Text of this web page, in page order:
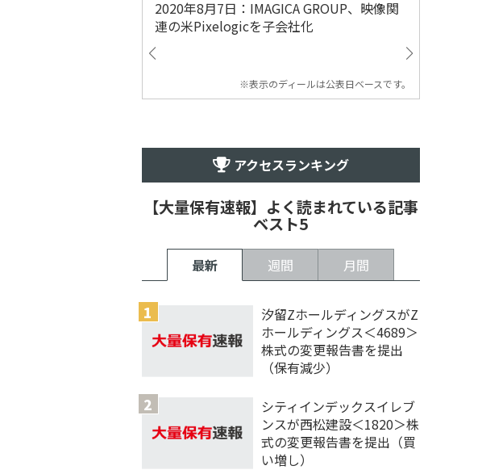
2020年8月7日：IMAGICA GROUP、映像関
連の米Pixelogicを子会社化
※表示のディールは公表日ベースです。
アクセスランキング
【大量保有速報】よく読まれている記事
ベスト5
最新 週間 月間
汐留ZホールディングスがZ
ホールディングス＜4689＞
株式の変更報告書を提出
（保有減少）
シティインデックスイレブ
ンスが西松建設＜1820＞株
式の変更報告書を提出（買
い増し）